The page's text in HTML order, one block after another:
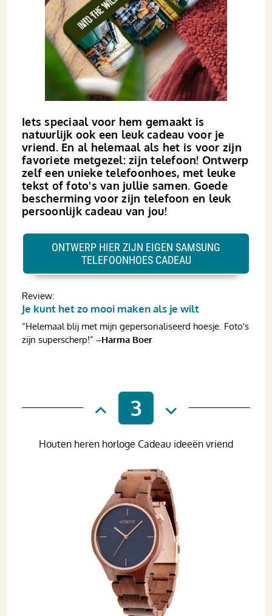
Iets speciaal voor hem gemaakt is
natuurlijk ook een leuk cadeau voor je
vriend. En al helemaal als het is voor zijn
favoriete metgezel: zijn telefoon! Ontwerp
zelf een unieke telefoonhoes, met leuke
tekst of foto's van jullie samen. Goede
bescherming voor zijn telefoon en leuk
persoonlijk cadeau van jou!
Review:
Je kunt het zo mooi maken als je wilt
“Helemaal blij met mijn gepersonaliseerd hoesje. Foto's
zijn superscherp!” –Harma Boer
ONTWERP HIER ZIJN EIGEN SAMSUNG
TELEFOONHOES CADEAU
3
Houten heren horloge Cadeau ideeën vriend